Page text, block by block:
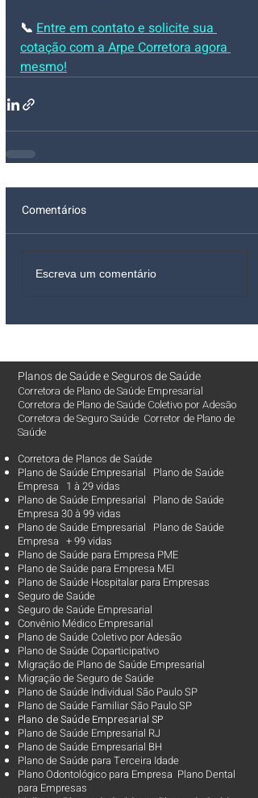
📞 Entre em contato e solicite sua
cotação com a Arpe Corretora agora
mesmo!
Comentários
Escreva um comentário
Planos de SaúdeeSeguros de Saúde
Corretora de Plano de Saúde Empresarial
Corretora de Plano de Saúde Coletivo por Adesão
Corretora de Seguro Saúde Corretor de Plano de
Saúde
Corretora de Planos de Saúde
Plano de Saúde Empresarial Plano de Saúde
Empresa 1 à 29 vidas
Plano de Saúde Empresarial Plano de Saúde
Empresa 30 à 99 vidas ​
Plano de Saúde Empresarial Plano de Saúde
Empresa + 99 vidas
Plano de Saúde para Empresa PME
Plano de Saúde para Empresa MEI
Plano de Saúde Hospitalar para Empresas
Seguro de Saúde
Seguro de Saúde Empresarial
Convênio Médico Empresarial
Plano de Saúde Coletivo por Adesão
Plano de Saúde Coparticipativo
Migração de Plano de Saúde Empresarial
Migração de Seguro de Saúde
Plano de Saúde Individual São Paulo SP
Plano de Saúde Familiar São Paulo SP
Plano de Saúde Empresarial SP
Plano de Saúde Empresarial RJ
Plano de Saúde Empresarial BH
Plano de Saúde para Terceira Idade
Plano Odontológico para Empresa Plano Dental
para Empresas